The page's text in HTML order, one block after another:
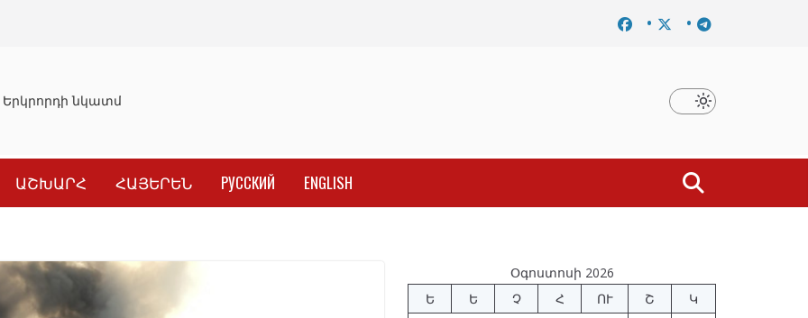
նկատմամբ սահմանափակման վերացման որոշումը Նախկին բարձրաստիճան պաշտոնյաներ են
ԱՇԽԱՐՀ ՀԱՅԵՐԵՆ РУССКИЙ ENGLISH
Օգոստոսի 2026
Ե
Ե Չ Հ ՈՒ Շ
Կ